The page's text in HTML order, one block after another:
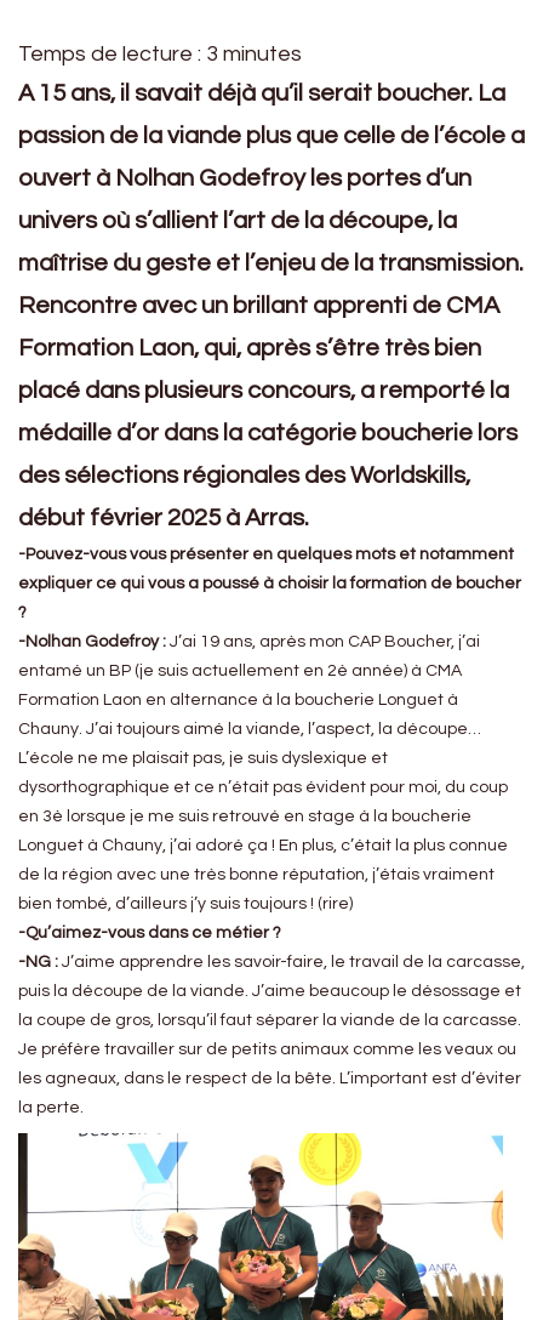
Temps de lecture : 3 minutes
A 15 ans, il savait déjà qu’il serait boucher. La
passion de la viande plus que celle de l’école a
ouvert à Nolhan Godefroy les portes d’un
univers où s’allient l’art de la découpe, la
maîtrise du geste et l’enjeu de la transmission.
Rencontre avec un brillant apprenti de CMA
Formation Laon, qui, après s’être très bien
placé dans plusieurs concours, a remporté la
médaille d’or dans la catégorie boucherie lors
des sélections régionales des Worldskills,
début février 2025 à Arras.
-Pouvez-vous vous présenter en quelques mots et notamment
expliquer ce qui vous a poussé à choisir la formation de boucher
?
-Nolhan Godefroy : J’ai 19 ans, après mon CAP Boucher, j’ai
entamé un BP (je suis actuellement en 2è année) à CMA
Formation Laon en alternance à la boucherie Longuet à
Chauny. J’ai toujours aimé la viande, l’aspect, la découpe…
L’école ne me plaisait pas, je suis dyslexique et
dysorthographique et ce n’était pas évident pour moi, du coup
en 3è lorsque je me suis retrouvé en stage à la boucherie
Longuet à Chauny, j’ai adoré ça ! En plus, c’était la plus connue
de la région avec une très bonne réputation, j’étais vraiment
bien tombé, d’ailleurs j’y suis toujours ! (rire)
-Qu’aimez-vous dans ce métier ?
-NG : J’aime apprendre les savoir-faire, le travail de la carcasse,
puis la découpe de la viande. J’aime beaucoup le désossage et
la coupe de gros, lorsqu’il faut séparer la viande de la carcasse.
Je préfère travailler sur de petits animaux comme les veaux ou
les agneaux, dans le respect de la bête. L’important est d’éviter
la perte.